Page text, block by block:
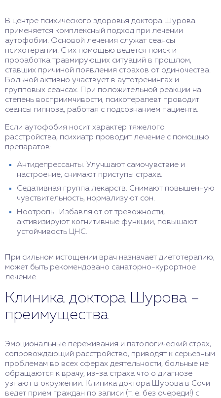
В центре психического здоровья доктора Шурова
применяется комплексный подход при лечении
аутофобии. Основой лечения служат сеансы
психотерапии. С их помощью ведется поиск и
проработка травмирующих ситуаций в прошлом,
ставших причиной появления страхов от одиночества.
Больной активно участвует в аутотренингах и
групповых сеансах. При положительной реакции на
степень восприимчивости, психотерапевт проводит
сеансы гипноза, работая с подсознанием пациента.
Если аутофобия носит характер тяжелого
расстройства, психиатр проводит лечение с помощью
препаратов:
Антидепрессанты. Улучшают самочувствие и
настроение, снимают приступы страха.
Седативная группа лекарств. Снимают повышенную
чувствительность, нормализуют сон.
Ноотропы. Избавляют от тревожности,
активизируют когнитивные функции, повышают
устойчивость ЦНС.
При сильном истощении врач назначает диетотерапию,
может быть рекомендовано санаторно-курортное
лечение.
Клиника доктора Шурова –
преимущества
Эмоциональные переживания и патологический страх,
сопровождающий расстройство, приводят к серьезным
проблемам во всех сферах деятельности, больные не
обращаются к врачу, из-за страха что о диагнозе
узнают в окружении. Клиника доктора Шурова в Сочи
ведет прием граждан по записи (т. е. без очереди!) с